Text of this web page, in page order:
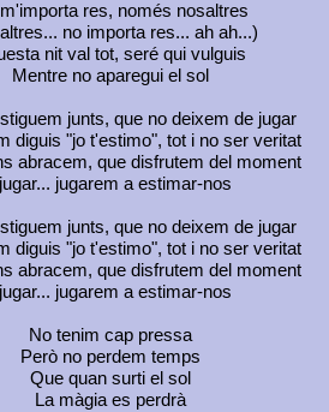
res, només nosaltres
no importa res... ah ah...)
nit val tot, seré qui vulguis
Mentre no aparegui el sol
junts, que no deixem de jugar
diguis "jo t'estimo", tot i no ser veritat
abracem, que disfrutem del moment
jugar... jugarem a estimar-nos
junts, que no deixem de jugar
diguis "jo t'estimo", tot i no ser veritat
abracem, que disfrutem del moment
jugar... jugarem a estimar-nos
No tenim cap pressa
Però no perdem temps
Que quan surti el sol
La màgia es perdrà